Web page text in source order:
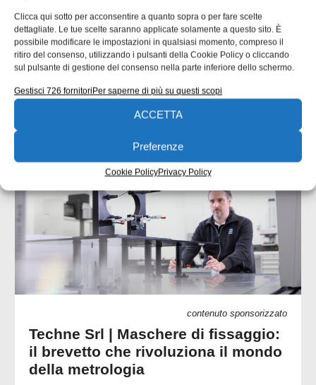
Clicca qui sotto per acconsentire a quanto sopra o per fare scelte
dettagliate. Le tue scelte saranno applicate solamente a questo sito. È
possibile modificare le impostazioni in qualsiasi momento, compreso il
ritiro del consenso, utilizzando i pulsanti della Cookie Policy o cliccando
sul pulsante di gestione del consenso nella parte inferiore dello schermo.
Gestisci 726 fornitoriPer saperne di più su questi scopi
ACCETTA
Preferenze
Cookie PolicyPrivacy Policy
concentriamo su un’analisi delle responsabilità tecniche
che collegano progettista, officina e coordinatore di
saldatura. Una quota rilevante delle non
contenuto sponsorizzato
Techne Srl | Maschere di fissaggio:
il brevetto che rivoluziona il mondo
della metrologia